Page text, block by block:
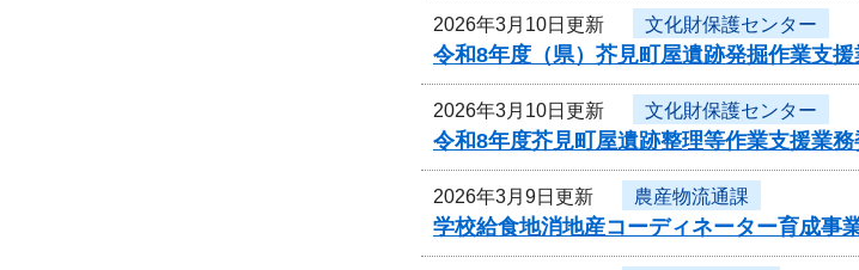
2026年3月10日更新 文化財保護センター
令和8年度（県）芥見町屋遺跡発掘作業支
2026年3月10日更新 文化財保護センター
令和8年度芥見町屋遺跡整理等作業支援業
2026年3月9日更新 農産物流通課
学校給食地消地産コーディネーター育成事